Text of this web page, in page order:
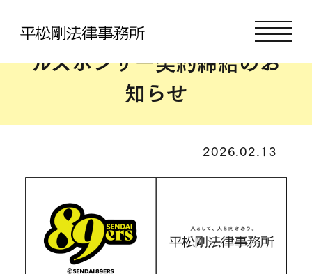
仙台89ERSとの
オフィシャ
ルスポンサー契約締結のお
知らせ
2026.02.13